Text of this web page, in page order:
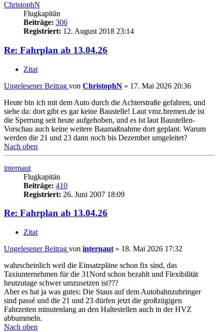
ChristophN
Flugkapitän
Beiträge: 306
Registriert: 12. August 2018 23:14
Re: Fahrplan ab 13.04.26
Zitat
Ungelesener Beitrag von ChristophN » 17. Mai 2026 20:36
Heute bin ich mit dem Auto durch die Achterstraße gefahren, und
siehe da: dort gibt es gar keine Baustelle! Laut vmz.bremen.de ist
die Sperrung seit heute aufgehoben, und es ist laut Baustellen-
Vorschau auch keine weitere Baumaßnahme dort geplant. Warum
werden die 21 und 23 dann noch bis Dezember umgeleitet?
Nach oben
internaut
Flugkapitän
Beiträge: 410
Registriert: 26. Juni 2007 18:09
Re: Fahrplan ab 13.04.26
Zitat
Ungelesener Beitrag von internaut » 18. Mai 2026 17:32
wahrscheinlich weil die Einsatzpläne schon fix sind, das
Taxiunternehmen für die 31Nord schon bezahlt und Flexibilität
heutzutage schwer umzusetzen ist???
Aber es hat ja was gutes: Die Staus auf dem Autobahnzubringer
sind passé und die 21 und 23 dürfen jetzt die großzügigen
Fahrzeiten minutenlang an den Haltestellen auch in der HVZ
abbummeln.
Nach oben